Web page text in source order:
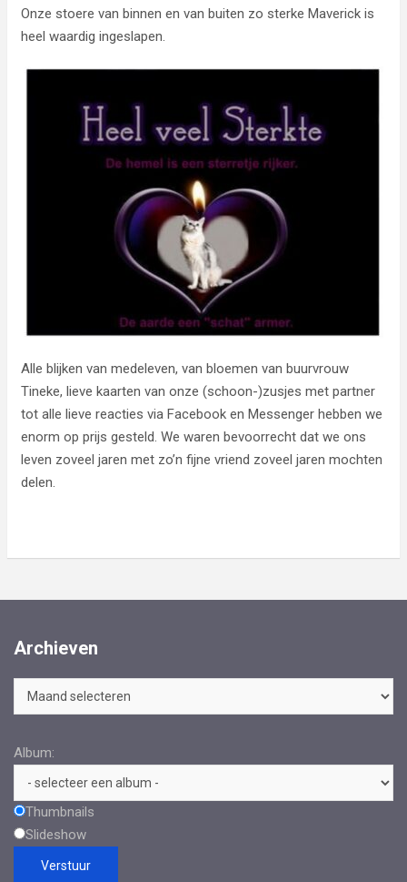
Onze stoere van binnen en van buiten zo sterke Maverick is
heel waardig ingeslapen.
Alle blijken van medeleven, van bloemen van buurvrouw
Tineke, lieve kaarten van onze (schoon-)zusjes met partner
tot alle lieve reacties via Facebook en Messenger hebben we
enorm op prijs gesteld. We waren bevoorrecht dat we ons
leven zoveel jaren met zo’n fijne vriend zoveel jaren mochten
delen.
Archieven
Archieven
Album:
Thumbnails
Slideshow